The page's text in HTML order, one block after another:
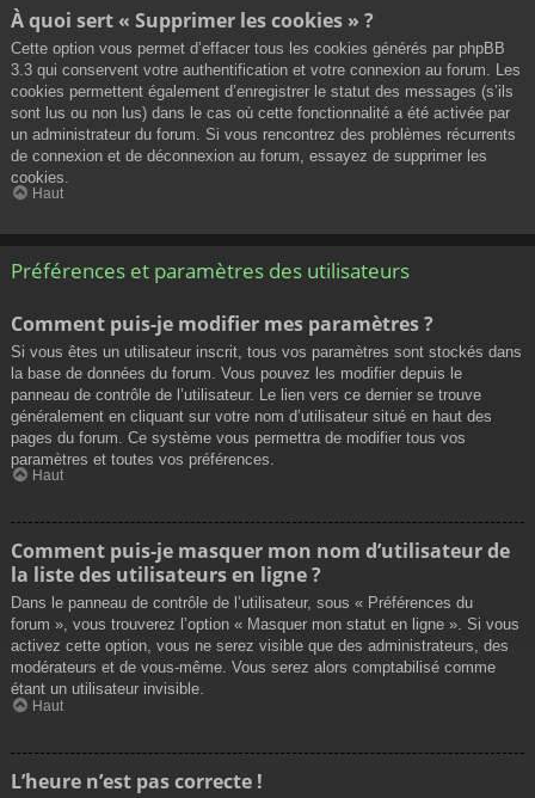
À quoi sert « Supprimer les cookies » ?
Cette option vous permet d’effacer tous les cookies générés par phpBB
3.3 qui conservent votre authentification et votre connexion au forum. Les
cookies permettent également d’enregistrer le statut des messages (s’ils
sont lus ou non lus) dans le cas où cette fonctionnalité a été activée par
un administrateur du forum. Si vous rencontrez des problèmes récurrents
de connexion et de déconnexion au forum, essayez de supprimer les
cookies.
Haut
Préférences et paramètres des utilisateurs
Comment puis-je modifier mes paramètres ?
Si vous êtes un utilisateur inscrit, tous vos paramètres sont stockés dans
la base de données du forum. Vous pouvez les modifier depuis le
panneau de contrôle de l’utilisateur. Le lien vers ce dernier se trouve
généralement en cliquant sur votre nom d’utilisateur situé en haut des
pages du forum. Ce système vous permettra de modifier tous vos
paramètres et toutes vos préférences.
Haut
Comment puis-je masquer mon nom d’utilisateur de
la liste des utilisateurs en ligne ?
Dans le panneau de contrôle de l’utilisateur, sous « Préférences du
forum », vous trouverez l’option « Masquer mon statut en ligne ». Si vous
activez cette option, vous ne serez visible que des administrateurs, des
modérateurs et de vous-même. Vous serez alors comptabilisé comme
étant un utilisateur invisible.
Haut
L’heure n’est pas correcte !